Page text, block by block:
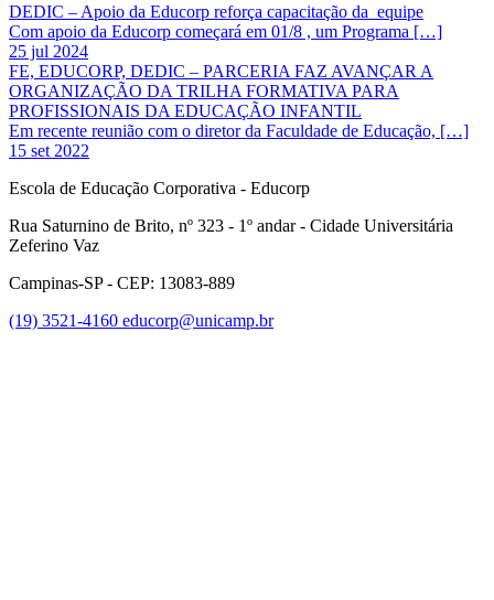
DEDIC – Apoio da Educorp reforça capacitação da equipe
Com apoio da Educorp começará em 01/8 , um Programa […]
25 jul 2024
FE, EDUCORP, DEDIC – PARCERIA FAZ AVANÇAR A
ORGANIZAÇÃO DA TRILHA FORMATIVA PARA
PROFISSIONAIS DA EDUCAÇÃO INFANTIL
Em recente reunião com o diretor da Faculdade de Educação, […]
15 set 2022
Escola de Educação Corporativa - Educorp
Rua Saturnino de Brito, nº 323 - 1º andar - Cidade Universitária
Zeferino Vaz
Campinas-SP - CEP: 13083-889
(19) 3521-4160 educorp@unicamp.br